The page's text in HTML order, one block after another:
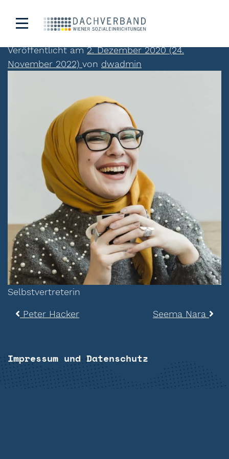
Sana Dimitru
Veröffentlicht am2. Dezember 2020(24.
November 2022) von dwadmin
Selbstvertreterin
Beitragsnavigation
Peter Hacker Seema Nara
Impressum und Datenschutz